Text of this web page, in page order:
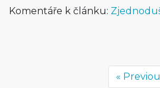
Komentáře k článku:
«